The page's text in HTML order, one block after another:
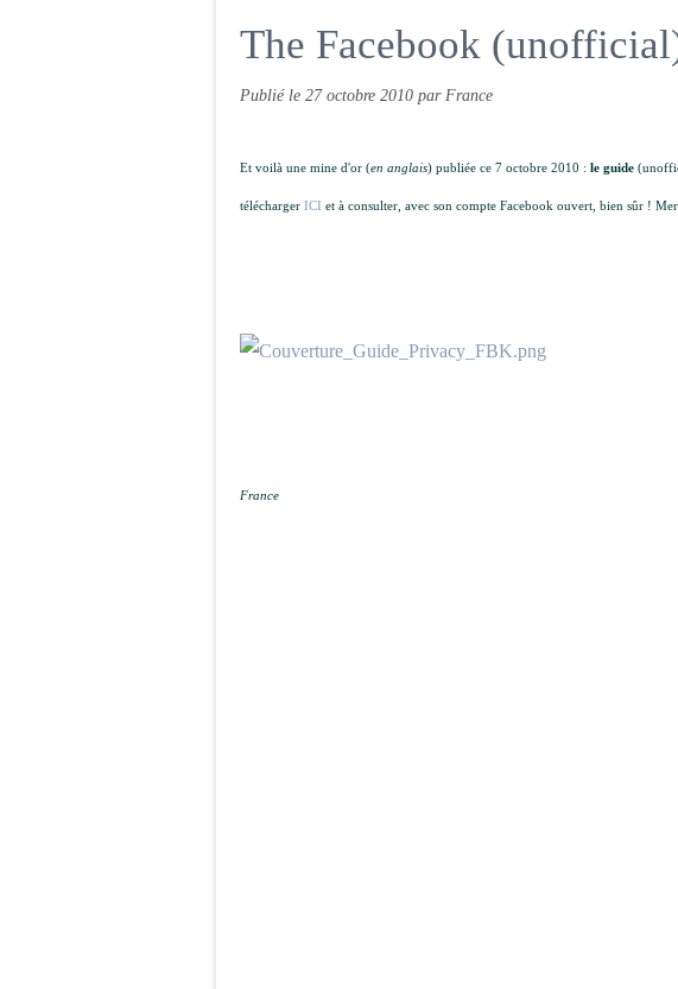
The Facebook
Publié le 27 octobre 2010 par France
Et voilà une mine d'or (en anglais) publiée ce 7 octobre 2010 : le guide
télécharger ICI et à consulter, avec son compte Facebook ouvert, bien sûr !
France